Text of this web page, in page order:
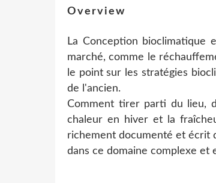
Overview
La Conception
marché, comme le
le point sur les stratégies
de l'ancien.
Comment tirer parti du lieu,
chaleur en hiver et la
richement documenté et écrit
dans ce domaine complexe et